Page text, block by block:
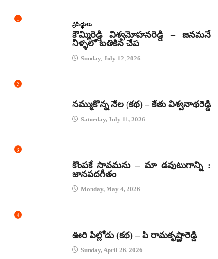
1
ప్రసిద్ధులు
కొమ్మిరెడ్డి విశ్వమోహనరెడ్డి – జనమనే
నీళ్ళలో బతికిన చేప
Sunday, July 12, 2026
2
నమ్ముకొన్న నేల (కథ) – కేతు విశ్వనాథరెడ్డి
Saturday, July 11, 2026
3
కొంపకే సావమను – మా డవుటుగాన్ని :
జానపదగీతం
Monday, May 4, 2026
4
ఊరి పిల్లోడు (కథ) – పి రామకృష్ణారెడ్డి
Sunday, April 26, 2026